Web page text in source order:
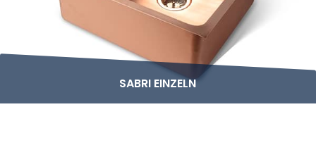
SABRI EINZELN